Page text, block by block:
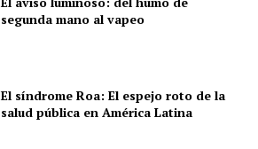
segunda mano al vapeo
El síndrome Roa: El espejo roto de la
salud pública en América Latina